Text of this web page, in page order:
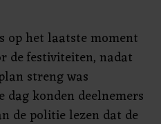
op het laatste moment
de festiviteiten, nadat
streng was
dag konden deelnemers
de politie lezen dat de